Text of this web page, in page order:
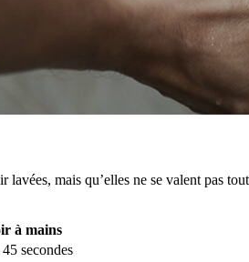
mais qu’elles ne se valent pas
à mains
secondes